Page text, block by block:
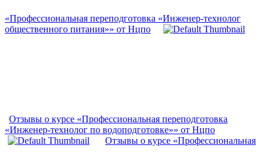
«Профессиональная переподготовка «Инженер-технолог
общественного питания»» от Нцпо
Отзывы о курсе «Профессиональная переподготовка
«Инженер-технолог по водоподготовке»» от Нцпо
Отзывы о курсе «Профессиональная